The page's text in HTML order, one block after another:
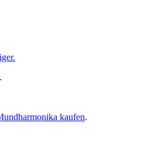
.
kaufen.